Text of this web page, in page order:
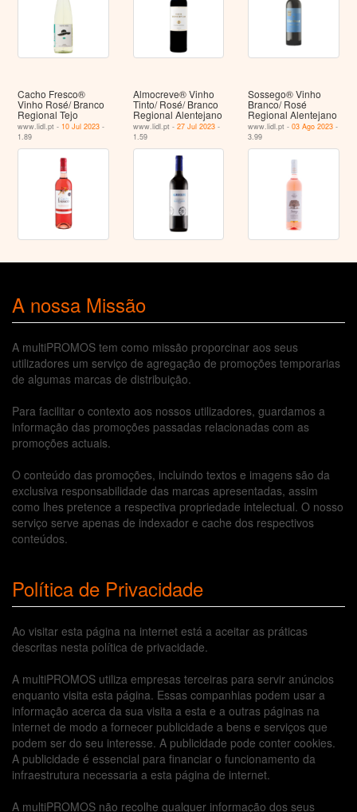
Cacho Fresco®
Vinho Rosé/ Branco
Regional Tejo
www.lidl.pt - 10 Jul 2023 -
1.89
Almocreve® Vinho
Tinto/ Rosé/ Branco
Regional Alentejano
www.lidl.pt - 27 Jul 2023-
1.59
Sossego® Vinho
Branco/ Rosé
Regional Alentejano
www.lidl.pt -03 Ago 2023 -
3.99
A nossa Missão
A multiPROMOS tem como missão proporcinar aos seus
utilizadores um serviço de agregação de promoções temporarias
de algumas marcas de distribuição.
Para facilitar o contexto aos nossos utilizadores, guardamos a
informação das promoções passadas relacionadas com as
promoções actuais.
O conteúdo das promoções, incluindo textos e imagens são da
exclusiva responsabilidade das marcas apresentadas, assim
como lhes pretence a respectiva propriedade intelectual. O nosso
serviço serve apenas de indexador e cache dos respectivos
conteúdos.
Política de Privacidade
Ao visitar esta página na internet está a aceitar as práticas
descritas nesta política de privacidade.
A multiPROMOS utiliza empresas terceiras para servir anúncios
enquanto visita esta página. Essas companhias podem usar a
informação acerca da sua visita a esta e a outras páginas na
internet de modo a fornecer publicidade a bens e serviços que
podem ser do seu interesse. A publicidade pode conter cookies.
A publicidade é essencial para financiar o funcionamento da
infraestrutura necessaria a esta página de internet.
A multiPROMOS não recolhe qualquer informação dos seus